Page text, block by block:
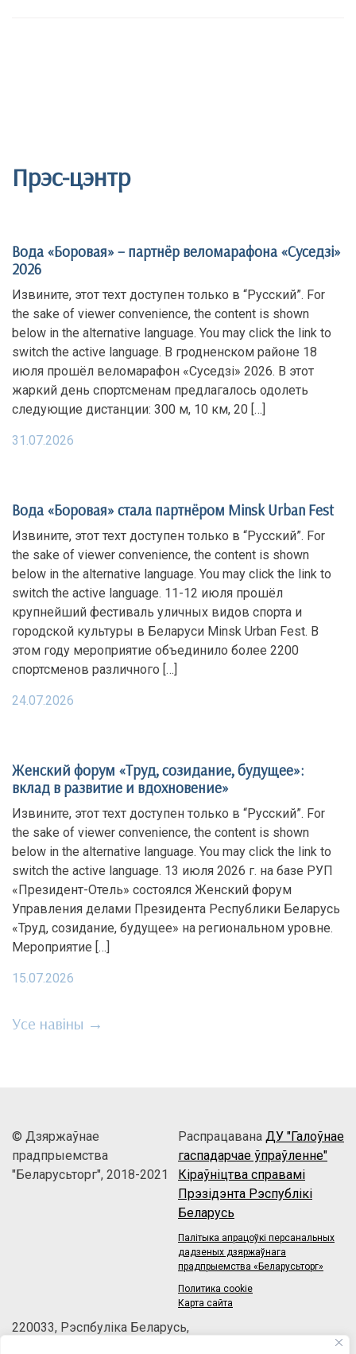
Прэс-цэнтр
Вода «Боровая» – партнёр веломарафона «Суседзi»
2026
Извините, этот техт доступен только в “Русский”. For
the sake of viewer convenience, the content is shown
below in the alternative language. You may click the link to
switch the active language. В гродненском районе 18
июля прошёл веломарафон «Суседзi» 2026. В этот
жаркий день спортсменам предлагалось одолеть
следующие дистанции: 300 м, 10 км, 20 […]
31.07.2026
Вода «Боровая» стала партнёром Minsk Urban Fest
Извините, этот техт доступен только в “Русский”. For
the sake of viewer convenience, the content is shown
below in the alternative language. You may click the link to
switch the active language. 11-12 июля прошёл
крупнейший фестиваль уличных видов спорта и
городской культуры в Беларуси Minsk Urban Fest. В
этом году мероприятие объединило более 2200
спортсменов различного […]
24.07.2026
Женский форум «Труд, созидание, будущее»:
вклад в развитие и вдохновение»
Извините, этот техт доступен только в “Русский”. For
the sake of viewer convenience, the content is shown
below in the alternative language. You may click the link to
switch the active language. 13 июля 2026 г. на базе РУП
«Президент-Отель» состоялся Женский форум
Управления делами Президента Республики Беларусь
«Труд, созидание, будущее» на региональном уровне.
Мероприятие […]
15.07.2026
Усе навіны →
© Дзяржаўнае
прадпрыемства
"Беларусьторг", 2018-2021
Распрацавана ДУ "Галоўнае
гаспадарчае ўпраўленне"
Кіраўніцтва справамі
Прэзідэнта Рэспублікі
Беларусь
Палітыка апрацоўкі персанальных
дадзеных дзяржаўнага
прадпрыемства «Беларусьторг»
Политика cookie
Карта сайта
220033, Рэспбуліка Беларусь,